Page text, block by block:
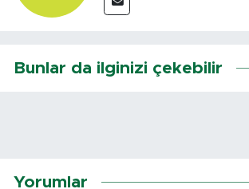
Bunlar da ilginizi çekebilir
Yorumlar